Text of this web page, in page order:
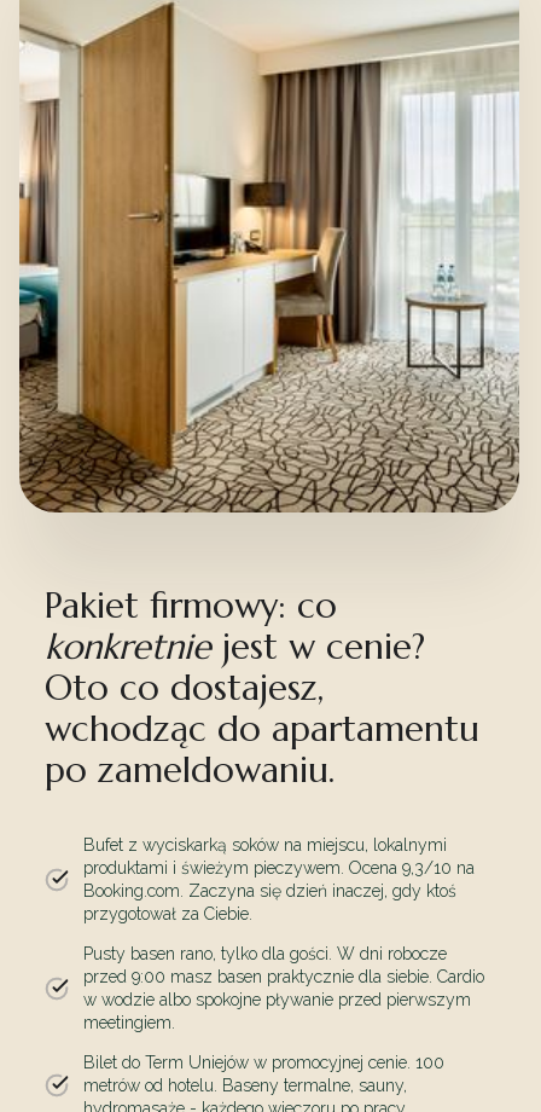
Pakiet firmowy: co
konkretniejest w cenie?
Oto co dostajesz,
wchodząc do apartamentu
po zameldowaniu.
Bufet z wyciskarką soków na miejscu, lokalnymi
produktami i świeżym pieczywem. Ocena 9,3/10 na
Booking.com. Zaczyna się dzień inaczej, gdy ktoś
przygotował za Ciebie.
Pusty basen rano, tylko dla gości. W dni robocze
przed 9:00 masz basen praktycznie dla siebie. Cardio
w wodzie albo spokojne pływanie przed pierwszym
meetingiem.
Bilet do Term Uniejów w promocyjnej cenie. 100
metrów od hotelu. Baseny termalne, sauny,
hydromasaże - każdego wieczoru po pracy.